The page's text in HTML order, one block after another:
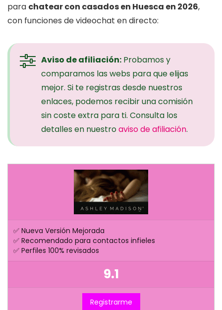
para chatear con casados en Huesca en 2026,
con funciones de videochat en directo:
Aviso de afiliación: Probamos y
comparamos las webs para que elijas
mejor. Si te registras desde nuestros
enlaces, podemos recibir una comisión
sin coste extra para ti. Consulta los
detalles en nuestroaviso de afiliación.
✅ Nueva Versión Mejorada
✅ Recomendado para contactos infieles
✅ Perfiles 100% revisados
9.1
Registrarme